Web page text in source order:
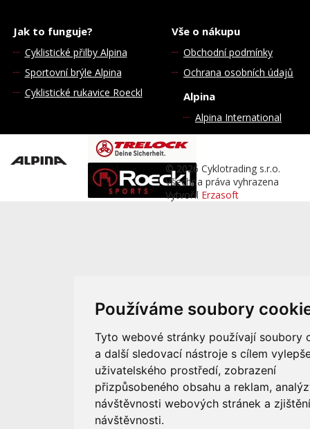
Používáme soubory
Tyto webové stránky používají soubory
a další sledovací nástroje s cílem
uživatelského prostředí, zobrazení
přizpůsobeného obsahu a reklam,
návštěvnosti webových stránek a
návštěvnosti.
Jak to funguje?
Cyklistické přilby Alpina
Sportovní brýle Alpina
Cyklistické rukavice Roeckl
Vše o nákupu
Obchodní podmínky
Ochrana osobních údajů
Alpina
Alpina International
© 2026 Cyklotrading s.r.o.
Všechna práva vyhrazena
Vytvořil Erzasoft